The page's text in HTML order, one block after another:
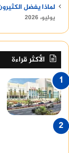
لماذا يفضل
يوليو، 2026
الأكثر قراءة